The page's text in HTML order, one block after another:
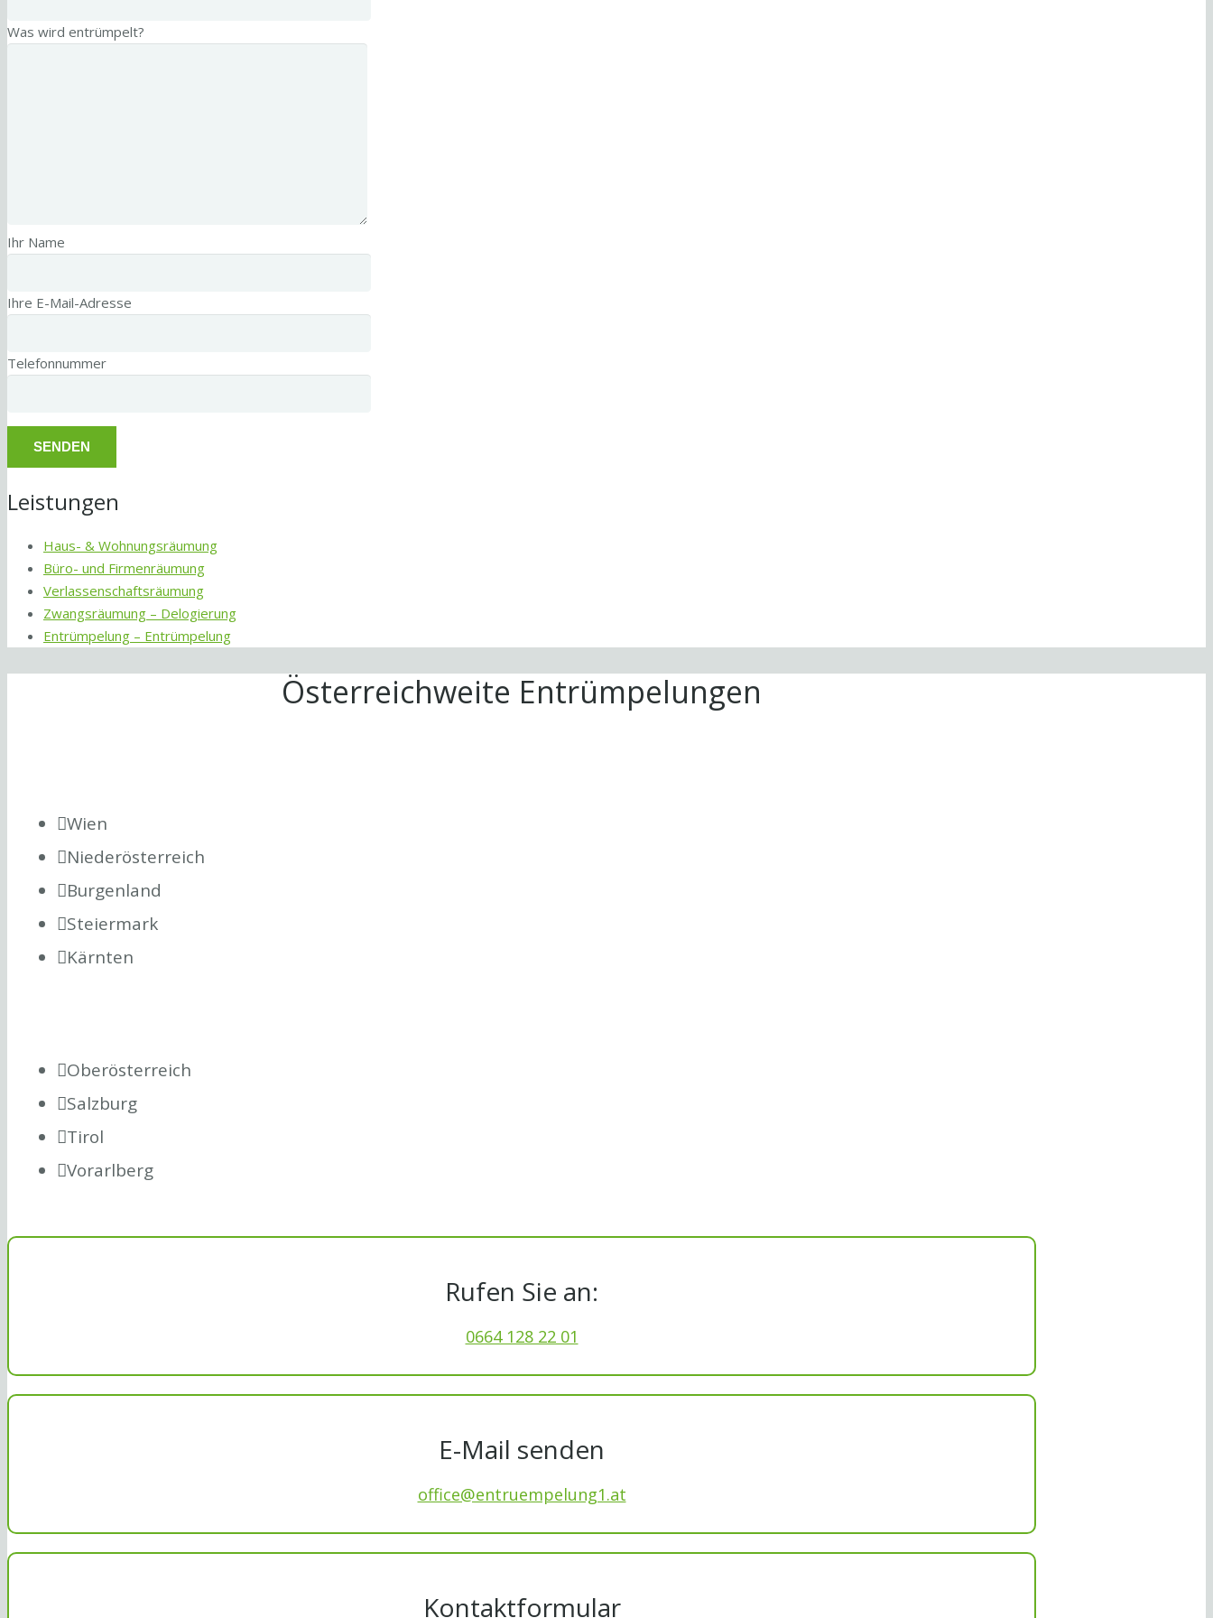
Was wird entrümpelt?
Ihr Name
Ihre E-Mail-Adresse
Telefonnummer
Leistungen
Haus- & Wohnungsräumung
Büro- und Firmenräumung
Verlassenschaftsräumung
Zwangsräumung – Delogierung
Entrümpelung – Entrümpelung
Österreichweite Entrümpelungen
Wien
Niederösterreich
Burgenland
Steiermark
Kärnten
Oberösterreich
Salzburg
Tirol
Vorarlberg
Rufen Sie an:
0664 128 22 01
E-Mail senden
office@entruempelung1.at
Kontaktformular